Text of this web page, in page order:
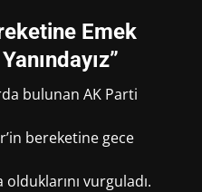
Emek
bulunan AK Parti
bereketine gece
vurguladı.